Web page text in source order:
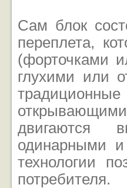
Сам блок
переплета,
(форточками
глухими или
двигаются
одинарными
технологии
потребителя.